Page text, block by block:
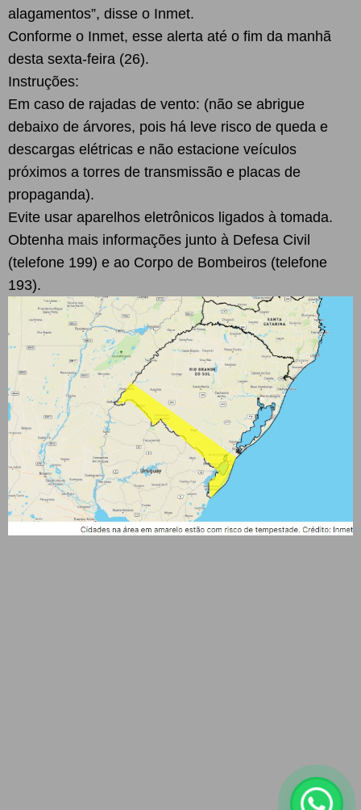
alagamentos”, disse o Inmet.
Conforme o Inmet, esse alerta até o fim da manhã
desta sexta-feira (26).
Instruções:
Em caso de rajadas de vento: (não se abrigue
debaixo de árvores, pois há leve risco de queda e
descargas elétricas e não estacione veículos
próximos a torres de transmissão e placas de
propaganda).
Evite usar aparelhos eletrônicos ligados à tomada.
Obtenha mais informações junto à Defesa Civil
(telefone 199) e ao Corpo de Bombeiros (telefone
193).